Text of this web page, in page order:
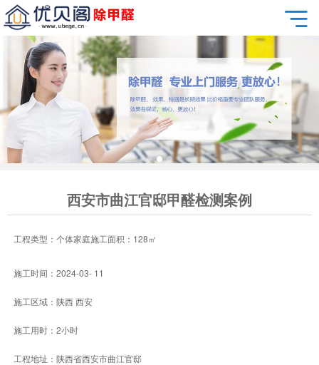
西安市曲江官邸甲醛检测案例
工程类型：个体家庭施工面积：128㎡
施工时间：2024-03- 11
施工区域：陕西 西安
施工用时：2小时
工程地址：陕西省西安市曲江官邸